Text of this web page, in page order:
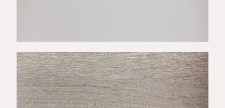
101 SALOPE 19